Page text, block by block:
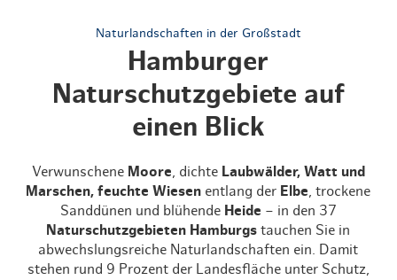
Naturlandschaften in der Großstadt
Hamburger
Naturschutzgebiete auf
einen Blick
Verwunschene Moore , dichte Laubwälder, Watt und
Marschen, feuchte Wiesen entlang der Elbe , trockene
Sanddünen und blühende Heide – in den 37
Naturschutzgebieten Hamburgs tauchen Sie in
abwechslungsreiche Naturlandschaften ein. Damit
stehen rund 9 Prozent der Landesfläche unter Schutz,